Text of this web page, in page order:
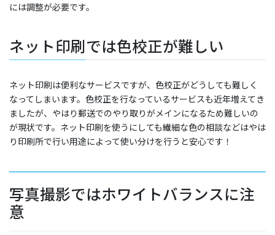
には調整が必要です。
ネット印刷では色校正が難しい
ネット印刷は便利なサービスですが、色校正がどうしても難しく
なってしまいます。色校正を行なっているサービスも近年増えてき
ましたが、やはり郵送でのやり取りがメインになるため難しいの
が現状です。ネット印刷を使うにしても繊細な色の相談などはやは
り印刷所で行い用途によって使い分けを行うと安心です！
写真撮影ではホワイトバランスに注
意